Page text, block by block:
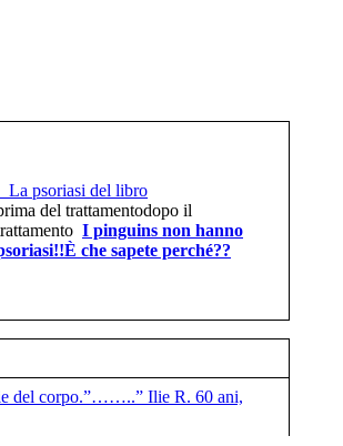
La psoriasi del libro
del trattamentodopo il
I pinguins non hanno
È che sapete perché??
del corpo.”……..” Ilie R. 60 ani,